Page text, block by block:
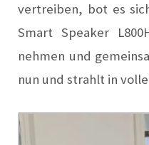
vertreiben, bot es
Smart Speaker
nehmen und
nun und strahlt in